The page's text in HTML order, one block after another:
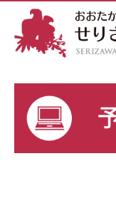
ホーム
医師紹介
クリニック案内